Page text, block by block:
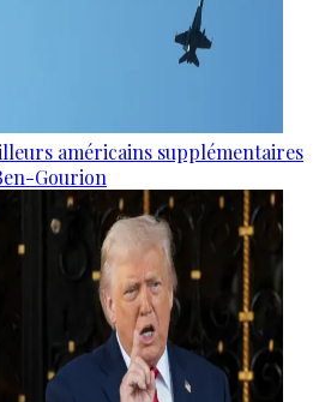
américains supplémentaires
Gourion